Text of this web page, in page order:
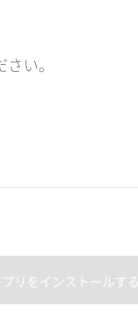
い。
プリをインストールする